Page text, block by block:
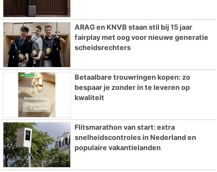
ARAG en KNVB staan stil bij 15 jaar
fairplay met oog voor nieuwe generatie
scheidsrechters
Betaalbare trouwringen kopen: zo
bespaar je zonder in te leveren op
kwaliteit
Flitsmarathon van start: extra
snelheidscontroles in Nederland en
populaire vakantielanden